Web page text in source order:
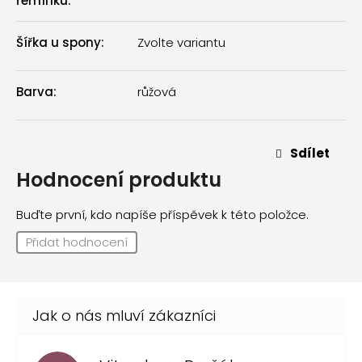
Šířka u spony: Zvolte variantu
Barva: růžová
Sdílet
Hodnocení produktu
Buďte první, kdo napíše příspěvek k této položce.
Přidat hodnocení